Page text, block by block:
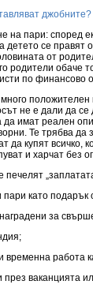
джобните?
на пари: според
детето се правят
от
родители обаче
по финансово
не е дали да
имат реален
Те трябва да
да купят всичко,
и харчат без
печелят
пари като
за
временна работа
през ваканцията